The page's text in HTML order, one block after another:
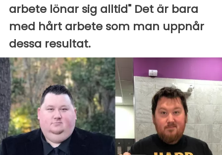
arbete lönar sig alltid" Det är bara
med hårt arbete som man uppnår
dessa resultat.